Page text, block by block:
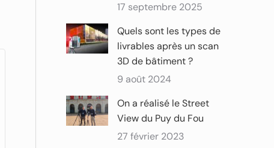
17 septembre 2025
Quels sont les types de
livrables après un scan
3D de bâtiment ?
9 août 2024
On a réalisé le Street
View du Puy du Fou
27 février 2023